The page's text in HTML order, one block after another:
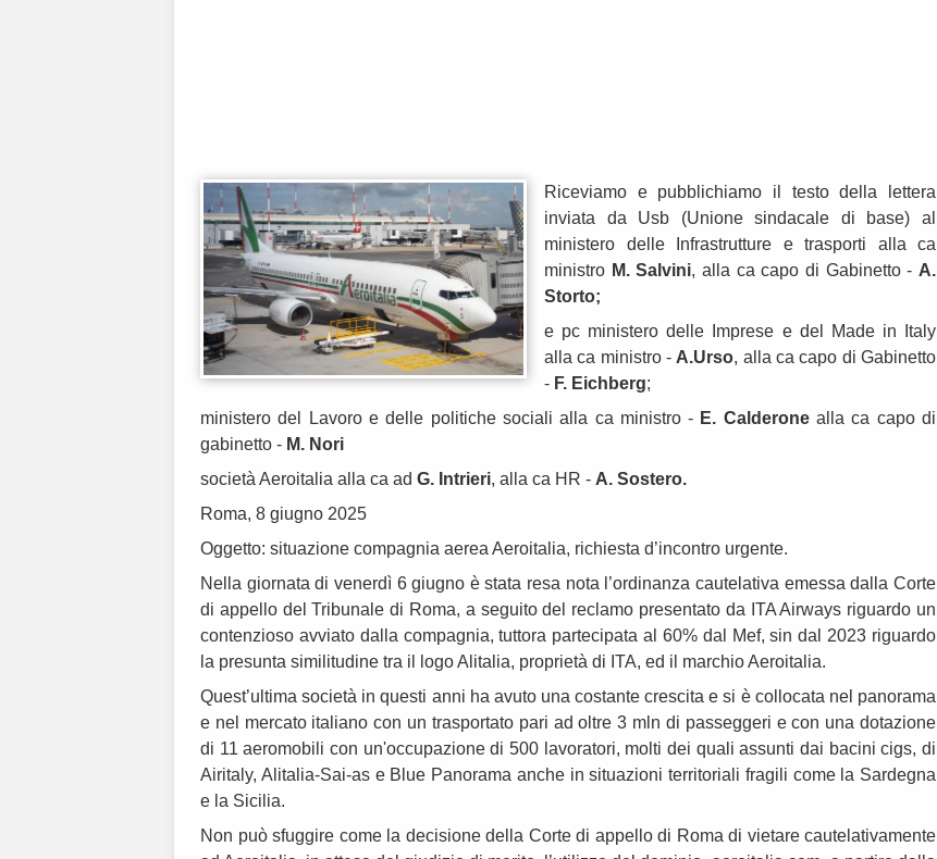
Riceviamo e pubblichiamo il testo della lettera
inviata da Usb (Unione sindacale di base) al
ministero delle Infrastrutture e trasporti alla ca
ministro M. Salvini, alla ca capo di Gabinetto - A.
Storto;
e pc ministero delle Imprese e del Made in Italy
alla ca ministro - A.Urso, alla ca capo di Gabinetto
- F. Eichberg;
ministero del Lavoro e delle politiche sociali alla ca ministro - E. Calderonealla ca capo di
gabinetto - M. Nori
società Aeroitalia alla ca ad G. Intrieri, alla ca HR - A. Sostero.
Roma, 8 giugno 2025
Oggetto: situazione compagnia aerea Aeroitalia, richiesta d’incontro urgente.
Nella giornata di venerdì 6 giugno è stata resa nota l’ordinanza cautelativa emessa dalla Corte
di appello del Tribunale di Roma, a seguito del reclamo presentato da ITA Airways riguardo un
contenzioso avviato dalla compagnia, tuttora partecipata al 60% dal Mef, sin dal 2023 riguardo
la presunta similitudine tra il logo Alitalia, proprietà di ITA, ed il marchio Aeroitalia.
Quest’ultima società in questi anni ha avuto una costante crescita e si è collocata nel panorama
e nel mercato italiano con un trasportato pari ad oltre 3 mln di passeggeri e con una dotazione
di 11 aeromobili con un'occupazione di 500 lavoratori, molti dei quali assunti dai bacini cigs, di
Airitaly, Alitalia-Sai-as e Blue Panorama anche in situazioni territoriali fragili come la Sardegna
e la Sicilia.
Non può sfuggire come la decisione della Corte di appello di Roma di vietare cautelativamente